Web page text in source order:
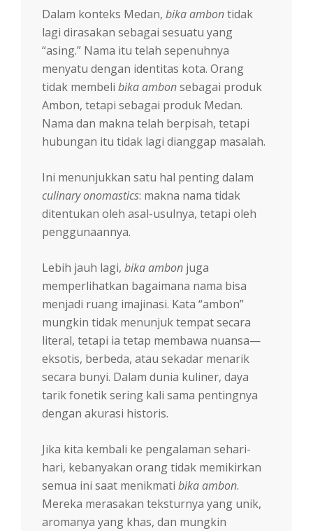
Dalam konteks Medan, bika ambontidak
lagi dirasakan sebagai sesuatu yang
“asing.” Nama itu telah sepenuhnya
menyatu dengan identitas kota. Orang
tidak membeli bika ambonsebagai produk
Ambon, tetapi sebagai produk Medan.
Nama dan makna telah berpisah, tetapi
hubungan itu tidak lagi dianggap masalah.
Ini menunjukkan satu hal penting dalam
culinary onomastics: makna nama tidak
ditentukan oleh asal-usulnya, tetapi oleh
penggunaannya.
Lebih jauh lagi, bika ambon juga
memperlihatkan bagaimana nama bisa
menjadi ruang imajinasi. Kata “ambon”
mungkin tidak menunjuk tempat secara
literal, tetapi ia tetap membawa nuansa—
eksotis, berbeda, atau sekadar menarik
secara bunyi. Dalam dunia kuliner, daya
tarik fonetik sering kali sama pentingnya
dengan akurasi historis.
Jika kita kembali ke pengalaman sehari-
hari, kebanyakan orang tidak memikirkan
semua ini saat menikmati bika ambon.
Mereka merasakan teksturnya yang unik,
aromanya yang khas, dan mungkin